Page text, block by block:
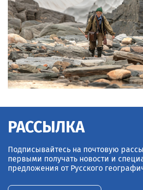
РАССЫЛКА
Подписывайтесь на почтовую
первыми получать новости и
предложения от Русского